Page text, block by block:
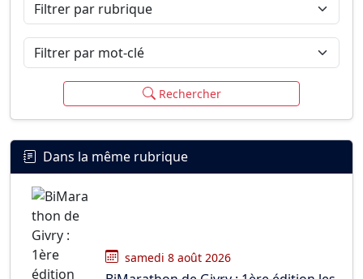
Filtrer par mot-clé
Rechercher
Dans la même rubrique
samedi 8 août 2026